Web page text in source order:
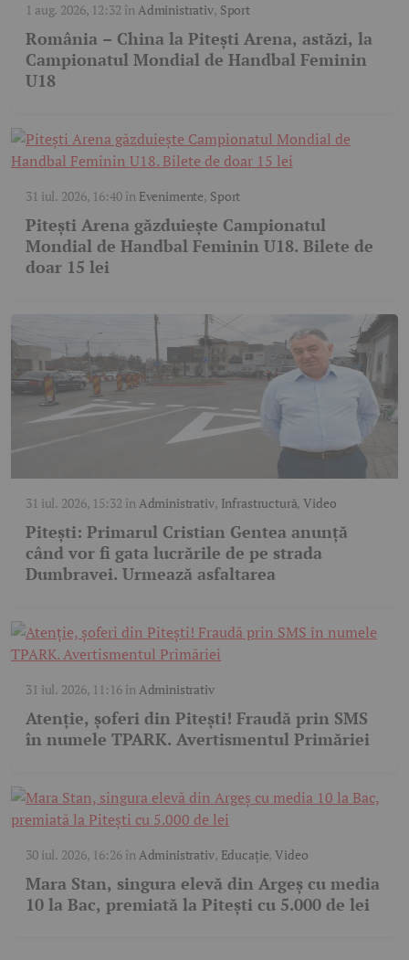
1 aug. 2026, 12:32 înAdministrativ, Sport
România – China la Pitești Arena, astăzi, la
Campionatul Mondial de Handbal Feminin
U18
31 iul. 2026, 16:40în Evenimente, Sport
Pitești Arena găzduiește Campionatul
Mondial de Handbal Feminin U18. Bilete de
doar 15 lei
31 iul. 2026, 15:32 înAdministrativ, Infrastructură,Video
Pitești: Primarul Cristian Gentea anunță
când vor fi gata lucrările de pe strada
Dumbravei. Urmează asfaltarea
31 iul. 2026, 11:16înAdministrativ
Atenție, șoferi din Pitești! Fraudă prin SMS
în numele TPARK. Avertismentul Primăriei
30 iul. 2026, 16:26înAdministrativ, Educație,Video
Mara Stan, singura elevă din Argeș cu media
10 la Bac, premiată la Pitești cu 5.000 de lei